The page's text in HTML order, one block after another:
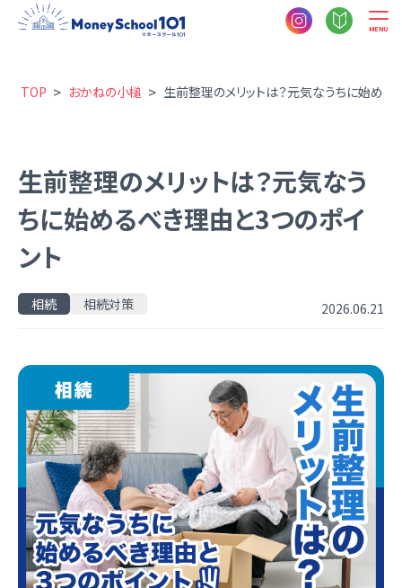
MENU
TOP > おかねの小槌 > 生前整理のメリットは？元気なうちに始める
生前整理のメリットは？元気なう
ちに始めるべき理由と3つのポイ
ント
相続 相続対策 2026.06.21